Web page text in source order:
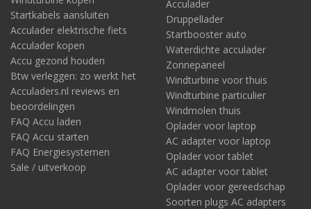
Startkabels aansluiten
Acculader elektrische fiets
Acculader kopen
Accu gezond houden
Btw verleggen: zo werkt het
Acculaders.nl reviews en
beoordelingen
FAQ Accu laden
FAQ Accu starten
FAQ Energiesystemen
Sale / uitverkoop
Acculader
Druppellader
Startbooster auto
Waterdichte acculader
Zonnepaneel
Windturbine voor thuis
Windturbine particulier
Windmolen thuis
Oplader voor laptop
AC adapter voor laptop
Oplader voor tablet
AC adapter voor tablet
Oplader voor gereedschap
Soorten plugs AC adapters